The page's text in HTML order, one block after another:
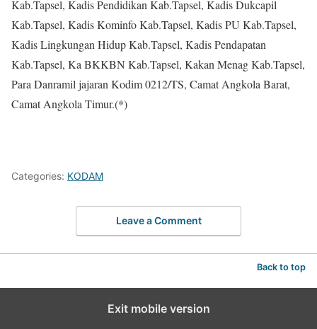
Kab.Tapsel, Kadis Pendidikan Kab.Tapsel, Kadis Dukcapil
Kab.Tapsel, Kadis Kominfo Kab.Tapsel, Kadis PU Kab.Tapsel,
Kadis Lingkungan Hidup Kab.Tapsel, Kadis Pendapatan
Kab.Tapsel, Ka BKKBN Kab.Tapsel, Kakan Menag Kab.Tapsel,
Para Danramil jajaran Kodim 0212/TS, Camat Angkola Barat,
Camat Angkola Timur.(*)
Categories: KODAM
Leave a Comment
Back to top
Exit mobile version